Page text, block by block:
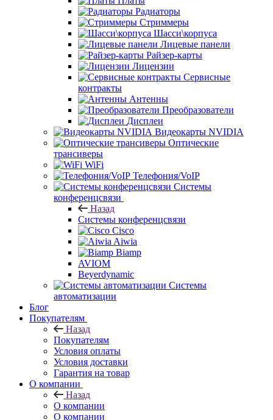
Радиаторы
Стриммеры
Шасси\корпуса
Лицевые панели
Райзер-карты
Лицензии
Сервисные
контракты
Антенны
Преобразователи
Дисплеи
Видеокарты NVIDIA
Оптические
трансиверы
WiFi
Телефония/VoIP
Системы
конференцсвязи
Назад
Системы конференцсвязи
Cisco
Aiwia
Biamp
AVIOM
Beyerdynamic
Системы
автоматизации
Блог
Покупателям
Назад
Покупателям
Условия оплаты
Условия доставки
Гарантия на товар
О компании
Назад
О компании
О компании